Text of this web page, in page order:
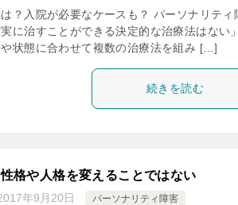
？入院が必要なケースも？ パーソナリティ
に治すことができる決定的な治療法はない
状態に合わせて複数の治療法を組み […]
続きを読む
格や人格を変えることではない
年9月20日 パーソナリティ障害